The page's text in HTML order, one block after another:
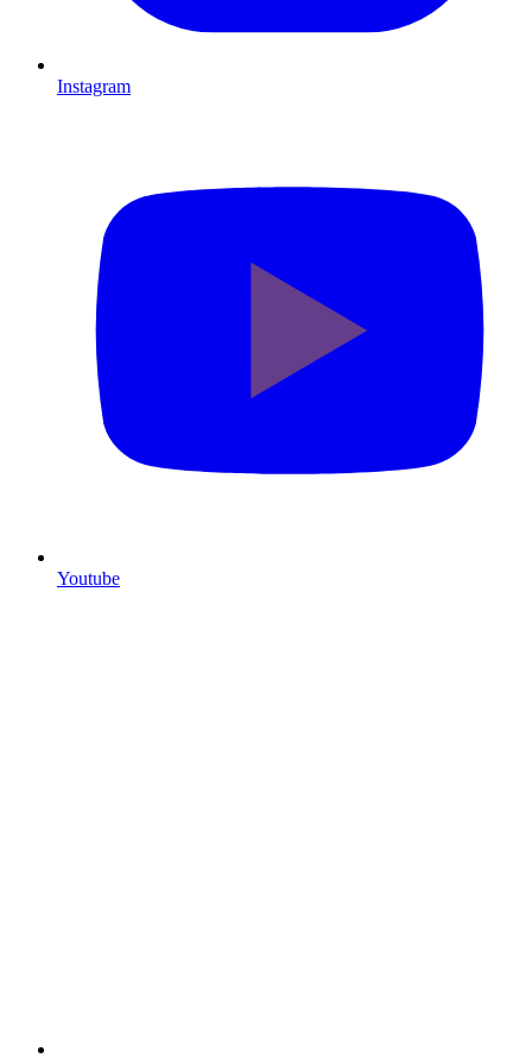
Instagram
Youtube